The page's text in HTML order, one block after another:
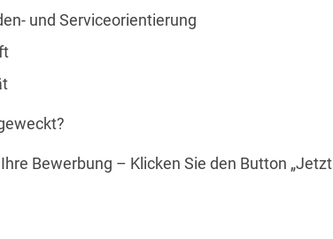
und Serviceorientierung
Bewerbung – Klicken Sie den Button „Jetzt